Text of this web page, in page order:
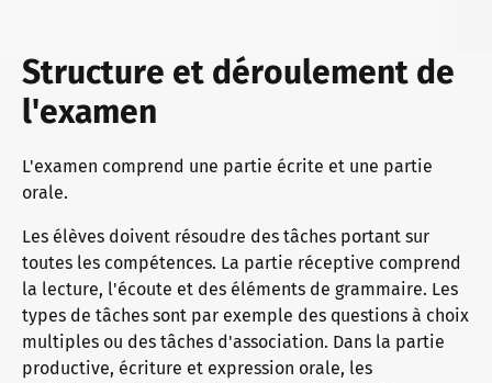
Trouver un centre d’examen
Test de placement
Informations pour les centres d'examen
Certificats telc DIGITAL
Structure et déroulement de
l'examen
L'examen comprend une partie écrite et une partie
orale.
Les élèves doivent résoudre des tâches portant sur
toutes les compétences. La partie réceptive comprend
la lecture, l'écoute et des éléments de grammaire. Les
types de tâches sont par exemple des questions à choix
multiples ou des tâches d'association. Dans la partie
productive, écriture et expression orale, les